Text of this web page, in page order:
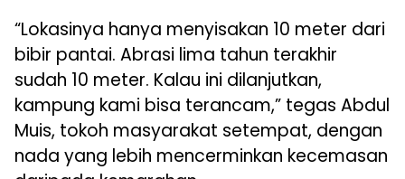
“Lokasinya hanya menyisakan 10 meter dari
bibir pantai. Abrasi lima tahun terakhir
sudah 10 meter. Kalau ini dilanjutkan,
kampung kami bisa terancam,” tegas Abdul
Muis, tokoh masyarakat setempat, dengan
nada yang lebih mencerminkan kecemasan